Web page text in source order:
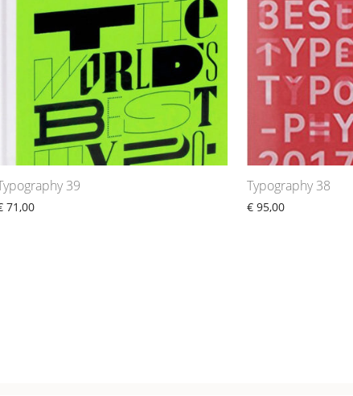
39
71,00
Typography 38
€ 95,00